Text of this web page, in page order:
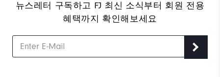
뉴스레터 구독하고 FJ 최신 소식부터 회원 전용
혜택까지 확인해보세요